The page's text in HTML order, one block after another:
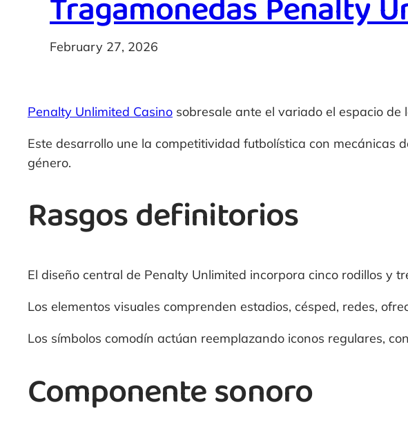
Tragamonedas Penalty
February 27, 2026
Penalty Unlimited Casino sobresale ante el variado el espacio
Este desarrollo une la competitividad futbolística con
género.
Rasgos definitorios
El diseño central de Penalty Unlimited incorpora cinco rodillos y
Los elementos visuales comprenden estadios, césped, redes,
Los símbolos comodín actúan reemplazando iconos regulares,
Componente sonoro